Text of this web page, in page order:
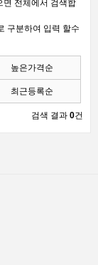
면 전체에서 검색합
구분하여 입력 할수
높은가격순
최근등록순
검색 결과 0건